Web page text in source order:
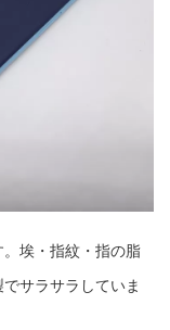
埃・指紋・指の脂
サラサラしていま